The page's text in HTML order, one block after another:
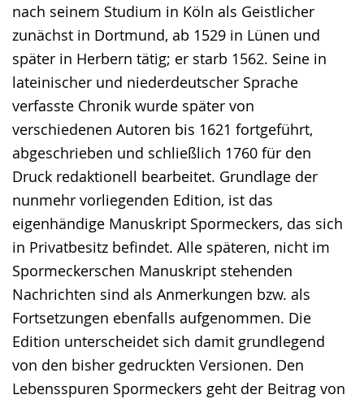
nach seinem Studium in Köln als Geistlicher
zunächst in Dortmund, ab 1529 in Lünen und
später in Herbern tätig; er starb 1562. Seine in
lateinischer und niederdeutscher Sprache
verfasste Chronik wurde später von
verschiedenen Autoren bis 1621 fortgeführt,
abgeschrieben und schließlich 1760 für den
Druck redaktionell bearbeitet. Grundlage der
nunmehr vorliegenden Edition, ist das
eigenhändige Manuskript Spormeckers, das sich
in Privatbesitz befindet. Alle späteren, nicht im
Spormeckerschen Manuskript stehenden
Nachrichten sind als Anmerkungen bzw. als
Fortsetzungen ebenfalls aufgenommen. Die
Edition unterscheidet sich damit grundlegend
von den bisher gedruckten Versionen. Den
Lebensspuren Spormeckers geht der Beitrag von